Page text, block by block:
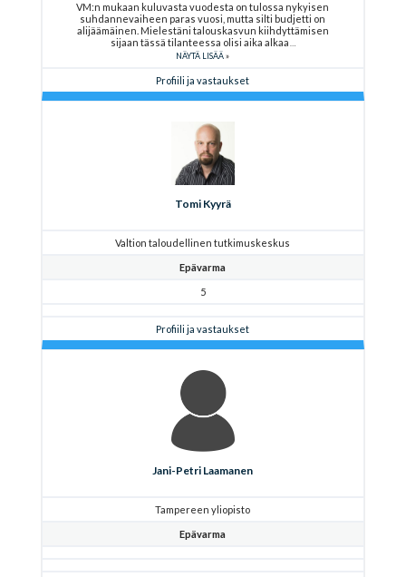
VM:n mukaan kuluvasta vuodesta on tulossa nykyisen
suhdannevaiheen paras vuosi, mutta silti budjetti on
alijäämäinen. Mielestäni talouskasvun kiihdyttämisen
sijaan tässä tilanteessa olisi aika alkaa
NÄYTÄ LISÄÄ
Profiili ja vastaukset
Tomi Kyyrä
Valtion taloudellinen tutkimuskeskus
Epävarma
5
Profiili ja vastaukset
Jani-Petri Laamanen
Tampereen yliopisto
Epävarma